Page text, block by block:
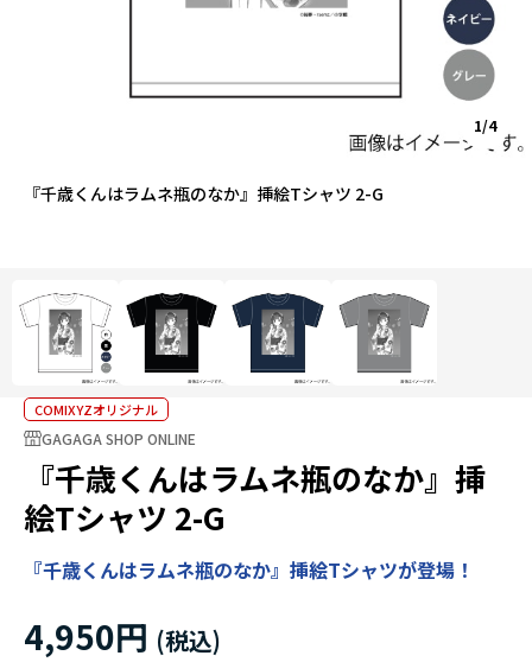
『千歳くんはラムネ瓶のなか』挿絵Tシャツ 2-G
1/4
COMIXYZオリジナル
GAGAGA SHOP ONLINE
『千歳くんはラムネ瓶のなか』挿
絵Tシャツ 2-G
『千歳くんはラムネ瓶のなか』挿絵Tシャツが登場！
4,950円